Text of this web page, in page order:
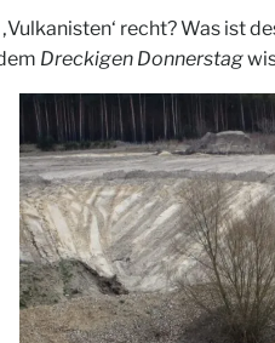
recht? Was ist
Dreckigen Donnerstag